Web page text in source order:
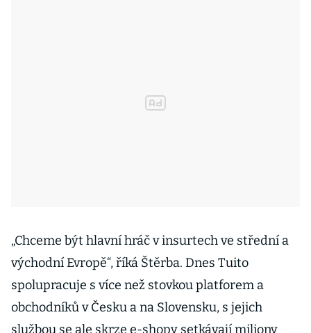
„Chceme být hlavní hráč v insurtech ve střední a
východní Evropě“, říká Štěrba. Dnes Tuito
spolupracuje s více než stovkou platforem a
obchodníků v Česku a na Slovensku, s jejich
službou se ale skrze e-shopy setkávají miliony